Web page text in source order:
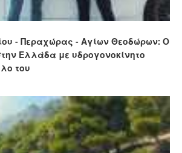
- Περαχώρας - Αγίων Θεοδώρων: Ο
Ελλάδα με υδρογονοκίνητο
του